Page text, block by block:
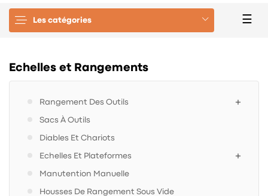
Les catégories ☰
Echelles et Rangements
Rangement Des Outils
Sacs À Outils
Diables Et Chariots
Echelles Et Plateformes
Manutention Manuelle
Housses De Rangement Sous Vide